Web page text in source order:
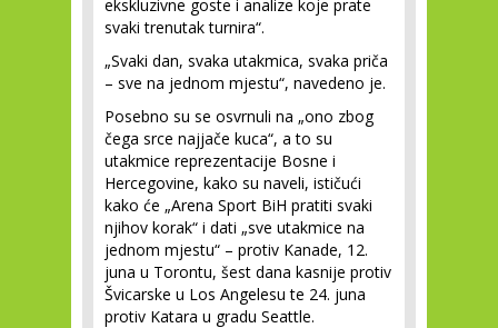
ekskluzivne goste i analize koje prate
svaki trenutak turnira“.
„Svaki dan, svaka utakmica, svaka priča
– sve na jednom mjestu“, navedeno je.
Posebno su se osvrnuli na „ono zbog
čega srce najjače kuca“, a to su
utakmice reprezentacije Bosne i
Hercegovine, kako su naveli, ističući
kako će „Arena Sport BiH pratiti svaki
njihov korak“ i dati „sve utakmice na
jednom mjestu“ – protiv Kanade, 12.
juna u Torontu, šest dana kasnije protiv
Švicarske u Los Angelesu te 24. juna
protiv Katara u gradu Seattle.